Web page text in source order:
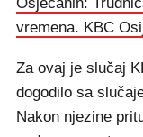
vremena. KBC
Za ovaj je slučaj
dogodilo sa
Nakon njezine